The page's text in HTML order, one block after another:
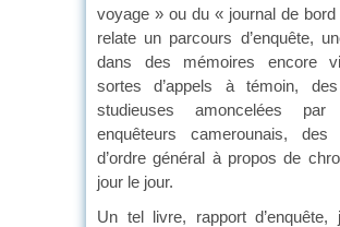
voyage » ou du « journal de bord
relate un parcours d’enquête,
dans des mémoires encore
sortes d’appels à témoin,
studieuses amoncelées par
enquêteurs camerounais, des
d’ordre général à propos de
jour le jour.
Un tel livre, rapport d’enquête,